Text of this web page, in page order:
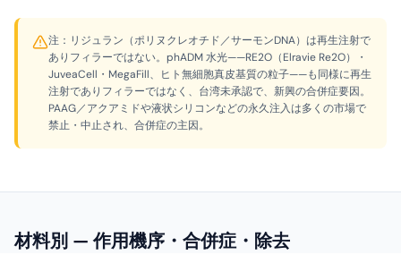
注：リジュラン（ポリヌクレオチド／サーモンDNA）は再生注射で
ありフィラーではない。phADM 水光——RE2O（Elravie Re2O）・
JuveaCell・MegaFill、ヒト無細胞真皮基質の粒子——も同様に再生
注射でありフィラーではなく、台湾未承認で、新興の合併症要因。
PAAG／アクアミドや液状シリコンなどの永久注入は多くの市場で
禁止・中止され、合併症の主因。
材料別 — 作用機序・合併症・除去